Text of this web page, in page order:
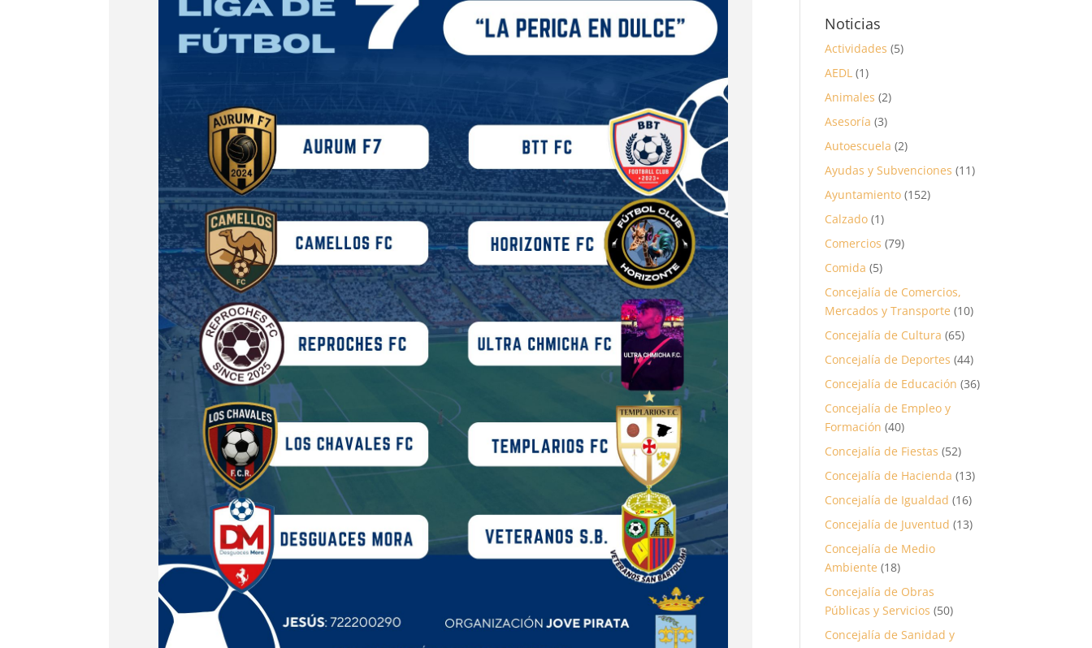
Noticias
Actividades (5)
AEDL (1)
Animales (2)
Asesoría (3)
Autoescuela (2)
Ayudas y Subvenciones (11)
Ayuntamiento (152)
Calzado (1)
Comercios (79)
Comida (5)
Concejalía de Comercios,
Mercados y Transporte (10)
Concejalía de Cultura (65)
Concejalía de Deportes (44)
Concejalía de Educación (36)
Concejalía de Empleo y
Formación (40)
Concejalía de Fiestas (52)
Concejalía de Hacienda (13)
Concejalía de Igualdad (16)
Concejalía de Juventud (13)
Concejalía de Medio
Ambiente (18)
Concejalía de Obras
Públicas y Servicios (50)
Concejalía de Sanidad y